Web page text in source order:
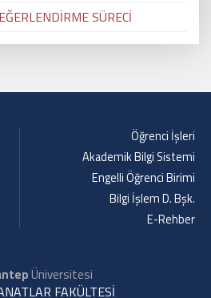
SÜRECİ
Öğrenci İşleri
Akademik Bilgi Sistemi
Engelli Öğrenci Birimi
Bilgi İşlem D. Bşk.
E-Rehber
Üniversitesi
FAKÜLTESİ